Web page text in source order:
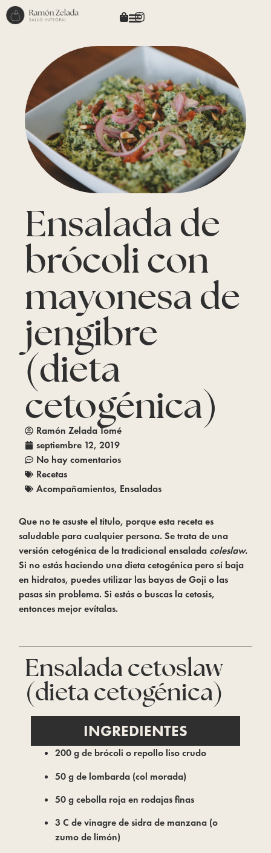
Ensalada de
brócoli con
mayonesa de
jengibre
(dieta
cetogénica)
Ramón Zelada Tomé
septiembre 12, 2019
No hay comentarios
Recetas
Acompañamientos, Ensaladas
Que no te asuste el título, porque esta receta es
saludable para cualquier persona. Se trata de una
versión cetogénica de la tradicional ensalada
Si no estás haciendo una dieta cetogénica pero sí baja
en hidratos, puedes utilizar las bayas de Goji o las
pasas sin problema. Si estás o buscas la cetosis,
entonces mejor evítalas.
Ensalada cetoslaw
(dieta cetogénica)
INGREDIENTES
200 g de brócoli o repollo liso crudo
50 g de lombarda (col morada)
50 g cebolla roja en rodajas finas
3 C de vinagre de sidra de manzana (o
zumo de limón)